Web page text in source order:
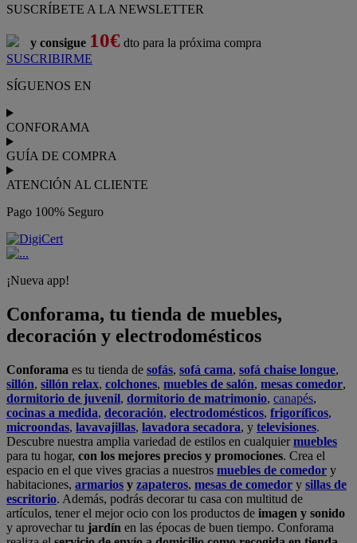
SUSCRÍBETE A LA NEWSLETTER
y consigue 10€ dto para la próxima compra
SUSCRIBIRME
SÍGUENOS EN
CONFORAMA
GUÍA DE COMPRA
ATENCIÓN AL CLIENTE
Pago 100% Seguro
¡Nueva app!
Conforama, tu tienda de muebles,
decoración y electrodomésticos
Conforama es tu tienda de sofás, sofá cama, sofá chaise longue,
sillón, sillón relax, colchones, muebles de salón, mesas comedor,
dormitorio de juvenil, dormitorio de matrimonio, canapés,
cocinas a medida, decoración, electrodomésticos, frigoríficos,
microondas, lavavajillas, lavadora secadora, y televisiones.
Descubre nuestra amplia variedad de estilos en cualquiermuebles
para tu hogar, con los mejores precios y promociones. Crea el
espacio en el que vives gracias a nuestros muebles de comedor y
habitaciones, armarios y zapateros, mesas de comedor y sillas de
escritorio. Además, podrás decorar tu casa con multitud de
artículos, tener el mejor ocio con los productos de imagen y sonido
y aprovechar tu jardín en las épocas de buen tiempo. Conforama